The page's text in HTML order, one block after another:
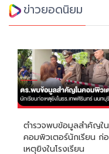
ข่าวยอดนิยม
ตำรวจพบข้อมูลสำคัญใน
คอมพิวเตอร์นักเรียน ก่อ
เหตุยิงในโรงเรียน